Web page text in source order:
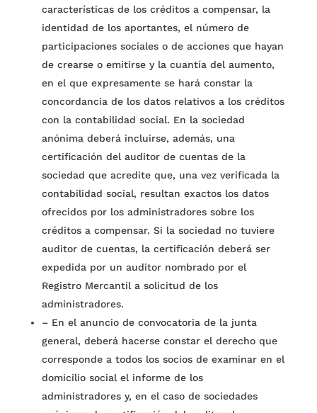
características de los créditos a compensar, la
identidad de los aportantes, el número de
participaciones sociales o de acciones que hayan
de crearse o emitirse y la cuantía del aumento,
en el que expresamente se hará constar la
concordancia de los datos relativos a los créditos
con la contabilidad social. En la sociedad
anónima deberá incluirse, además, una
certificación del auditor de cuentas de la
sociedad que acredite que, una vez verificada la
contabilidad social, resultan exactos los datos
ofrecidos por los administradores sobre los
créditos a compensar. Si la sociedad no tuviere
auditor de cuentas, la certificación deberá ser
expedida por un auditor nombrado por el
Registro Mercantil a solicitud de los
administradores.
– En el anuncio de convocatoria de la junta
general, deberá hacerse constar el derecho que
corresponde a todos los socios de examinar en el
domicilio social el informe de los
administradores y, en el caso de sociedades